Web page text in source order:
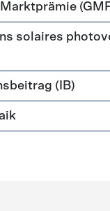
solaires
(IB)